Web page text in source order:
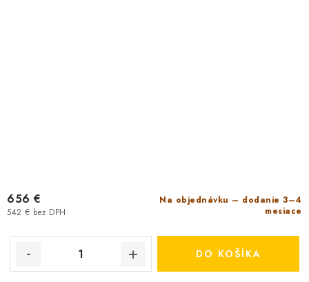
Na objednávku – dodanie 3–4
mesiace
542 € bez DPH
656 €
DO KOŠÍKA